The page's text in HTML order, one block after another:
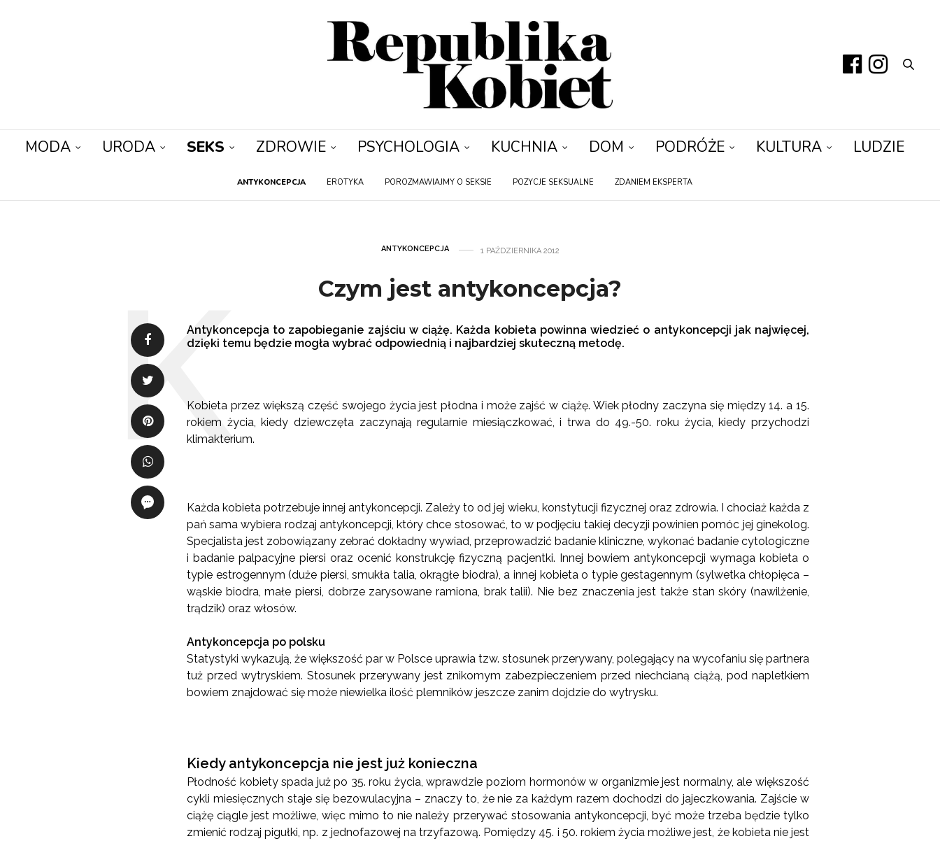
MODA URODA SEKS ZDROWIE PSYCHOLOGIA KUCHNIA DOM PODRÓŻE KULTURA LUDZIE
ANTYKONCEPCJA EROTYKA POROZMAWIAJMY O SEKSIE POZYCJE SEKSUALNE ZDANIEM EKSPERTA
ANTYKONCEPCJA 1 PAŹDZIERNIKA 2012
Czym jest antykoncepcja?
Antykoncepcja to zapobieganie zajściu w ciążę. Każda kobieta powinna wiedzieć o antykoncepcji jak najwięcej,
dzięki temu będzie mogła wybrać odpowiednią i najbardziej skuteczną metodę.
Kobieta przez większą część swojego życia jest płodna i może zajść w ciążę. Wiek płodny zaczyna się między 14. a 15.
rokiem życia, kiedy dziewczęta zaczynają regularnie miesiączkować, i trwa do 49.-50. roku życia, kiedy przychodzi
klimakterium.
Każda kobieta potrzebuje innej antykoncepcji. Zależy to od jej wieku, konstytucji fizycznej oraz zdrowia. I chociaż każda z
pań sama wybiera rodzaj antykoncepcji, który chce stosować, to w podjęciu takiej decyzji powinien pomóc jej ginekolog.
Specjalista jest zobowiązany zebrać dokładny wywiad, przeprowadzić badanie kliniczne, wykonać badanie cytologiczne
i badanie palpacyjne piersi oraz ocenić konstrukcję fizyczną pacjentki. Innej bowiem antykoncepcji wymaga kobieta o
typie estrogennym (duże piersi, smukła talia, okrągłe biodra), a innej kobieta o typie gestagennym (sylwetka chłopięca –
wąskie biodra, małe piersi, dobrze zarysowane ramiona, brak talii). Nie bez znaczenia jest także stan skóry (nawilżenie,
trądzik) oraz włosów.
Antykoncepcja po polsku
Statystyki wykazują, że większość par w Polsce uprawia tzw. stosunek przerywany, polegający na wycofaniu się partnera
tuż przed wytryskiem. Stosunek przerywany jest znikomym zabezpieczeniem przed niechcianą ciążą, pod napletkiem
bowiem znajdować się może niewielka ilość plemników jeszcze zanim dojdzie do wytrysku.
Kiedy antykoncepcja nie jest już konieczna
Płodność kobiety spada już po 35. roku życia, wprawdzie poziom hormonów w organizmie jest normalny, ale większość
cykli miesięcznych staje się bezowulacyjna – znaczy to, że nie za każdym razem dochodzi do jajeczkowania. Zajście w
ciążę ciągle jest możliwe, więc mimo to nie należy przerywać stosowania antykoncepcji, być może trzeba będzie tylko
zmienić rodzaj pigułki, np. z jednofazowej na trzyfazową. Pomiędzy 45. i 50. rokiem życia możliwe jest, że kobieta nie jest